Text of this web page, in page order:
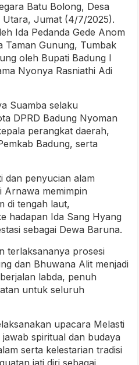
Batu Bolong, Desa
Utara, Jumat (4/7/2025).
Ida Pedanda Gede Anom
Taman Gunung, Tumbak
oleh Bupati Badung I
Nyonya Rasniathi Adi
Suamba selaku
DPRD Badung Nyoman
perangkat daerah,
Badung, serta
dan penyucian alam
Arnawa memimpin
di tengah laut,
hadapan Ida Sang Hyang
sebagai Dewa Baruna.
terlaksananya prosesi
dan Bhuwana Alit menjadi
labda, penuh
untuk seluruh
upacara Melasti
spiritual dan budaya
serta kelestarian tradisi